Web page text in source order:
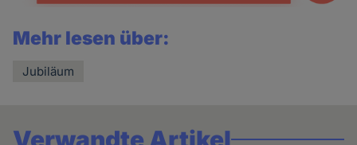
Mehr lesen über:
Jubiläum